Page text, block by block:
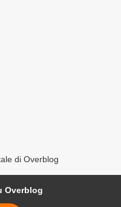
di Overblog
Overblog